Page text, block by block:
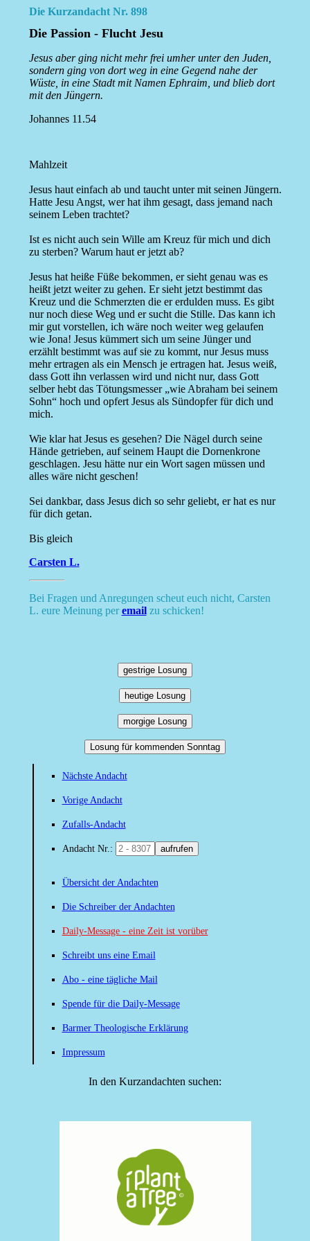
Die Kurzandacht Nr. 898
Die Passion - Flucht Jesu
Jesus aber ging nicht mehr frei umher unter den Juden,
sondern ging von dort weg in eine Gegend nahe der
Wüste, in eine Stadt mit Namen Ephraim, und blieb dort
mit den Jüngern.
Johannes 11.54
Mahlzeit
Jesus haut einfach ab und taucht unter mit seinen Jüngern.
Hatte Jesu Angst, wer hat ihm gesagt, dass jemand nach
seinem Leben trachtet?
Ist es nicht auch sein Wille am Kreuz für mich und dich
zu sterben? Warum haut er jetzt ab?
Jesus hat heiße Füße bekommen, er sieht genau was es
heißt jetzt weiter zu gehen. Er sieht jetzt bestimmt das
Kreuz und die Schmerzten die er erdulden muss. Es gibt
nur noch diese Weg und er sucht die Stille. Das kann ich
mir gut vorstellen, ich wäre noch weiter weg gelaufen
wie Jona! Jesus kümmert sich um seine Jünger und
erzählt bestimmt was auf sie zu kommt, nur Jesus muss
mehr ertragen als ein Mensch je ertragen hat. Jesus weiß,
dass Gott ihn verlassen wird und nicht nur, dass Gott
selber hebt das Tötungsmesser „wie Abraham bei seinem
Sohn“ hoch und opfert Jesus als Sündopfer für dich und
mich.
Wie klar hat Jesus es gesehen? Die Nägel durch seine
Hände getrieben, auf seinem Haupt die Dornenkrone
geschlagen. Jesu hätte nur ein Wort sagen müssen und
alles wäre nicht geschen!
Sei dankbar, dass Jesus dich so sehr geliebt, er hat es nur
für dich getan.
Bis gleich
Carsten L.
Bei Fragen und Anregungen scheut euch nicht, Carsten
L. eure Meinung peremailzu schicken!
gestrige Losung
heutige Losung
morgige Losung
Losung für kommenden Sonntag
Nächste Andacht
Vorige Andacht
Zufalls-Andacht
Andacht Nr.: aufrufen
Übersicht der Andachten
Die Schreiber der Andachten
Daily-Message - eine Zeit ist vorüber
Schreibt uns eine Email
Abo - eine tägliche Mail
Spende für die Daily-Message
Barmer Theologische Erklärung
Impressum
In den Kurzandachten suchen: